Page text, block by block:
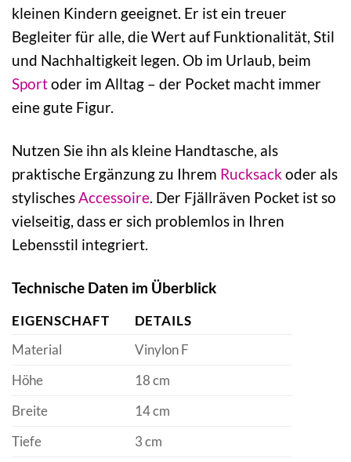
kleinen Kindern geeignet. Er ist ein treuer
Begleiter für alle, die Wert auf Funktionalität, Stil
und Nachhaltigkeit legen. Ob im Urlaub, beim
Sportoder im Alltag – der Pocket macht immer
eine gute Figur.
Nutzen Sie ihn als kleine Handtasche, als
praktische Ergänzung zu Ihrem Rucksackoder als
stylischesAccessoire. Der Fjällräven Pocket ist so
vielseitig, dass er sich problemlos in Ihren
Lebensstil integriert.
Technische Daten im Überblick
EIGENSCHAFT
DETAILS
Material
Vinylon F
Höhe
18 cm
Breite
14 cm
Tiefe
3 cm